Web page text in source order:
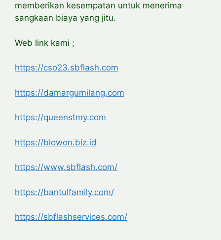
memberikan kesempatan untuk menerima
sangkaan biaya yang jitu.
Web link kami ;
https://cso23.sbflash.com
https://damargumilang.com
https://queenstmy.com
https://blowon.biz.id
https://www.sbflash.com/
https://bantulfamily.com/
https://sbflashservices.com/